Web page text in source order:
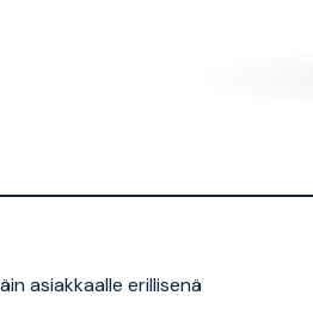
asiakkaalle erillisenä